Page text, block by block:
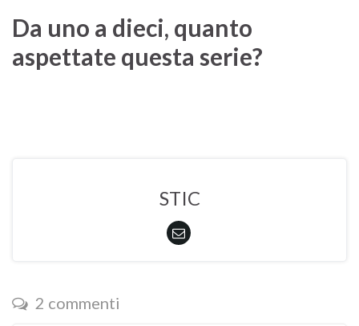
Da uno a dieci, quanto
aspettate questa serie?
STIC
2 commenti